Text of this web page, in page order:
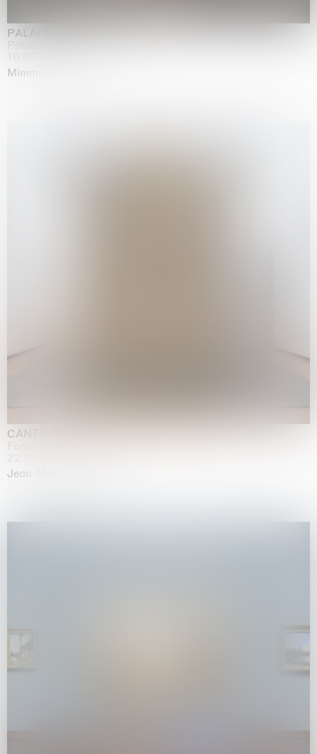
PALADINO
Palazzo Citterio, Milan
Mimmo Paladino
CANTO INFINITO
Jean-Marie Appriou